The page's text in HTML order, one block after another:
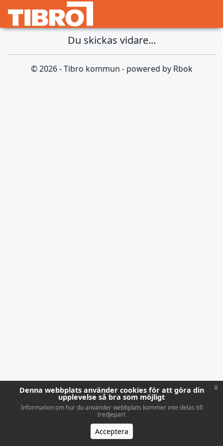
Du skickas vidare...
© 2026 - Tibro kommun - powered by Rbok
Denna webbplats använder cookies för att göra din
upplevelse så bra som möjligt
Information om hur du använder webbplats kommer inte delas till
tredjepart
Acceptera
x